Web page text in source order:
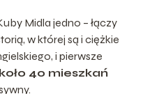
Midla jedno – łączy
w której są i ciężkie
i pierwsze
40 mieszkań